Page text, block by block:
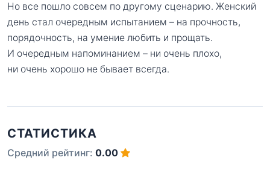
Но все пошло совсем по другому сценарию. Женский
день стал очередным испытанием – на прочность,
порядочность, на умение любить и прощать.
И очередным напоминанием – ни очень плохо,
ни очень хорошо не бывает всегда.
СТАТИСТИКА
Средний рейтинг: 0.00